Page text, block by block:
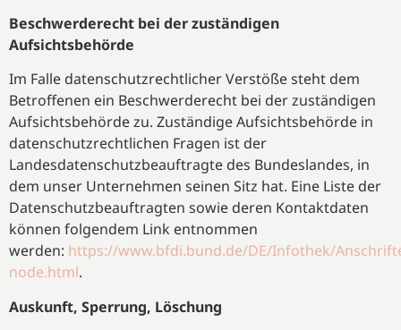
Beschwerderecht bei der zuständigen
Aufsichtsbehörde
Im Falle datenschutzrechtlicher Verstöße steht dem
Betroffenen ein Beschwerderecht bei der zuständigen
Aufsichtsbehörde zu. Zuständige Aufsichtsbehörde in
datenschutzrechtlichen Fragen ist der
Landesdatenschutzbeauftragte des Bundeslandes, in
dem unser Unternehmen seinen Sitz hat. Eine Liste der
Datenschutzbeauftragten sowie deren Kontaktdaten
können folgendem Link entnommen
werden: https://www.bfdi.bund.de/DE/Infothek/
node.html.
Auskunft, Sperrung, Löschung